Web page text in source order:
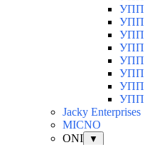
УПП
УПП
УПП
УПП
УПП
УПП
УПП
УПП
Jacky Enterprises
MICNO
ONI
▼